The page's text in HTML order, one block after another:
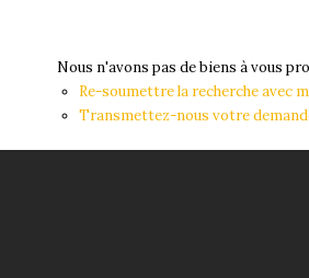
Nous n'avons pas de biens à vous
Re-soumettre la recherche avec
Transmettez-nous votre